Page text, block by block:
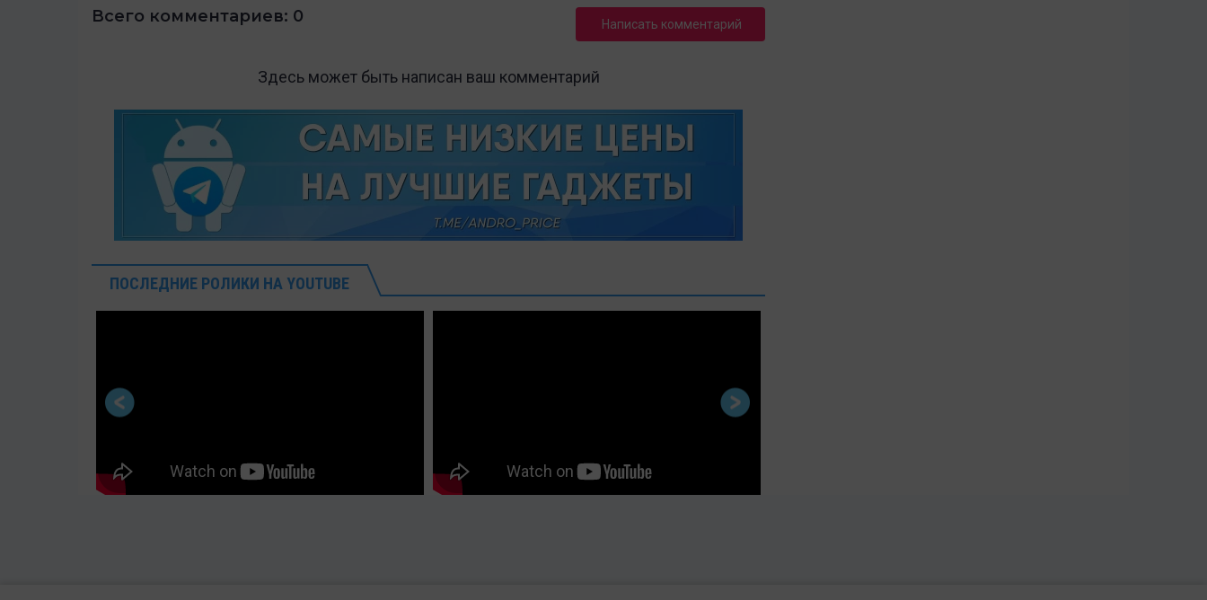
Всего комментариев: 0 Написать комментарий
Здесь может быть написан ваш комментарий
ПОСЛЕДНИЕ РОЛИКИ НА YOUTUBE